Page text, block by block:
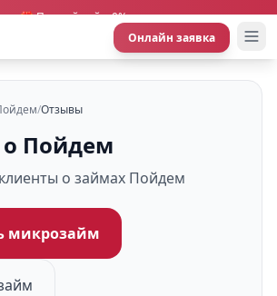
🎁 Первый займ 0%
Онлайн заявка
/Отзывы
Пойдем
о займах Пойдем
микрозайм